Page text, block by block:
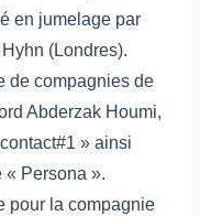
en jumelage par
(Londres).
de compagnies de
Abderzak Houmi,
» ainsi
« Persona ».
pour la compagnie